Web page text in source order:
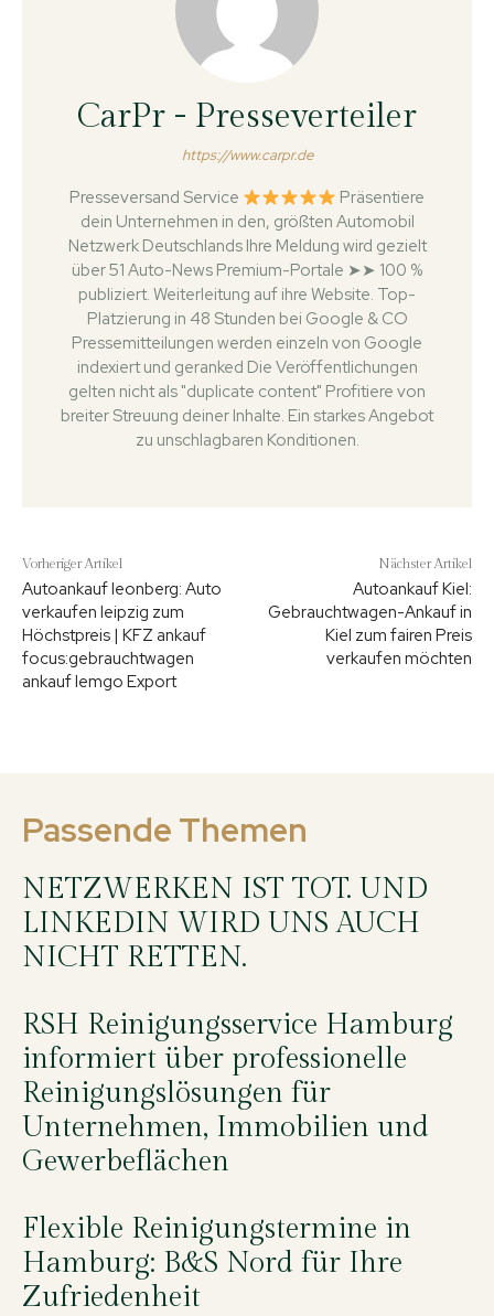
CarPr - Presseverteiler
https://www.carpr.de
Presseversand Service
Präsentiere
dein Unternehmen in den, größten Automobil
Netzwerk Deutschlands Ihre Meldung wird gezielt
über 51 Auto-News Premium-Portale ➤➤ 100 %
publiziert. Weiterleitung auf ihre Website. Top-
Platzierung in 48 Stunden bei Google & CO
Pressemitteilungen werden einzeln von Google
indexiert und geranked Die Veröffentlichungen
gelten nicht als "duplicate content" Profitiere von
breiter Streuung deiner Inhalte. Ein starkes Angebot
zu unschlagbaren Konditionen.
Vorheriger Artikel
Autoankauf leonberg: Auto
verkaufen leipzig zum
Höchstpreis | KFZ ankauf
focus:gebrauchtwagen
ankauf lemgo Export
Nächster Artikel
Autoankauf Kiel:
Gebrauchtwagen-Ankauf in
Kiel zum fairen Preis
verkaufen möchten
Passende Themen
NETZWERKEN IST TOT. UND
LINKEDIN WIRD UNS AUCH
NICHT RETTEN.
RSH Reinigungsservice Hamburg
informiert über professionelle
Reinigungslösungen für
Unternehmen, Immobilien und
Gewerbeflächen
Flexible Reinigungstermine in
Hamburg: B&S Nord für Ihre
Zufriedenheit